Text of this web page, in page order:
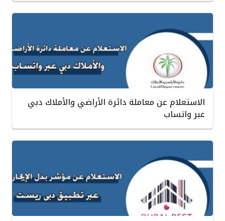
الاستعلام عن معاملة دائرة الأراضي والأملاك دبي
عبر واتساب